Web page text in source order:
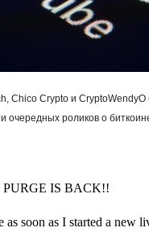
Chico Crypto и
очередных роликов о
IS BACK!!
as soon as I started a new